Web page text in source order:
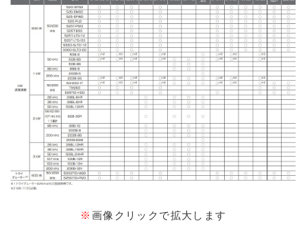
※ 画像クリックで拡大します